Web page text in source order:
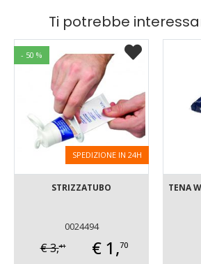
Ti potrebbe
- 50 %
SPEDIZIONE IN 24H
STRIZZATUBO
0024494
€ 3,41 € 1,70
TENA